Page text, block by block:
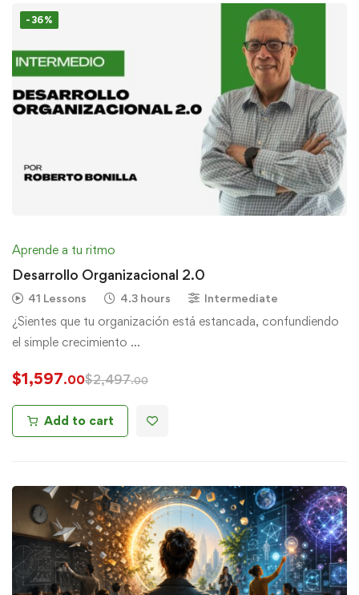
-36%
Aprende a tu ritmo
Desarrollo Organizacional 2.0
41 Lessons 4.3 hours Intermediate
¿Sientes que tu organización está estancada, confundiendo
el simple crecimiento …
$1,597.00$2,497.00
Add to cart